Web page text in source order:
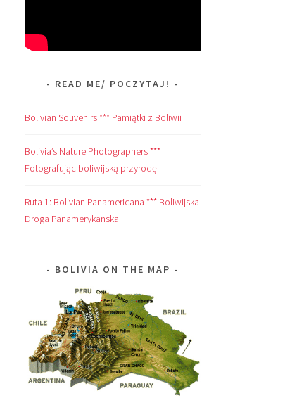
READ ME/ POCZYTAJ!
Bolivian Souvenirs *** Pamiątki z Boliwii
Bolivia’s Nature Photographers ***
Fotografując boliwijską przyrodę
Ruta 1: Bolivian Panamericana *** Boliwijska
Droga Panamerykanska
BOLIVIA ON THE MAP